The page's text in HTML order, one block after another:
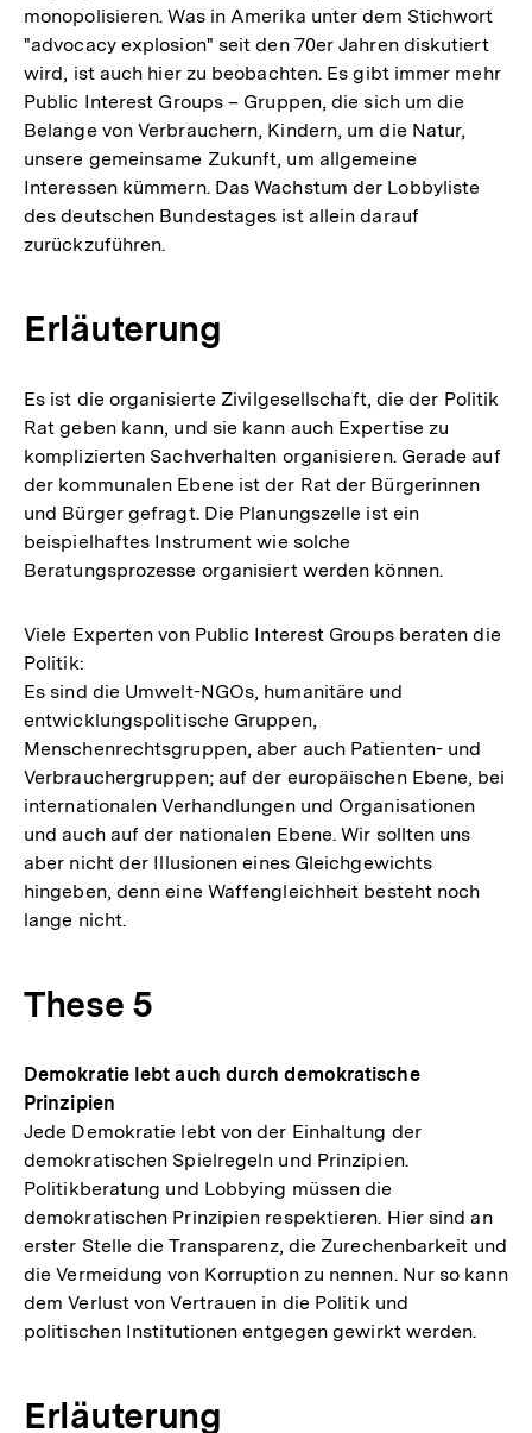
monopolisieren. Was in Amerika unter dem Stichwort
"advocacy explosion" seit den 70er Jahren diskutiert
wird, ist auch hier zu beobachten. Es gibt immer mehr
Public Interest Groups – Gruppen, die sich um die
Belange von Verbrauchern, Kindern, um die Natur,
unsere gemeinsame Zukunft, um allgemeine
Interessen kümmern. Das Wachstum der Lobbyliste
des deutschen Bundestages ist allein darauf
zurückzuführen.
Erläuterung
Es ist die organisierte Zivilgesellschaft, die der Politik
Rat geben kann, und sie kann auch Expertise zu
komplizierten Sachverhalten organisieren. Gerade auf
der kommunalen Ebene ist der Rat der Bürgerinnen
und Bürger gefragt. Die Planungszelle ist ein
beispielhaftes Instrument wie solche
Beratungsprozesse organisiert werden können.
Viele Experten von Public Interest Groups beraten die
Politik:
Es sind die Umwelt-NGOs, humanitäre und
entwicklungspolitische Gruppen,
Menschenrechtsgruppen, aber auch Patienten- und
Verbrauchergruppen; auf der europäischen Ebene, bei
internationalen Verhandlungen und Organisationen
und auch auf der nationalen Ebene. Wir sollten uns
aber nicht der Illusionen eines Gleichgewichts
hingeben, denn eine Waffengleichheit besteht noch
lange nicht.
These 5
Demokratie lebt auch durch demokratische
Prinzipien
Jede Demokratie lebt von der Einhaltung der
demokratischen Spielregeln und Prinzipien.
Politikberatung und Lobbying müssen die
demokratischen Prinzipien respektieren. Hier sind an
erster Stelle die Transparenz, die Zurechenbarkeit und
die Vermeidung von Korruption zu nennen. Nur so kann
dem Verlust von Vertrauen in die Politik und
politischen Institutionen entgegen gewirkt werden.
Erläuterung